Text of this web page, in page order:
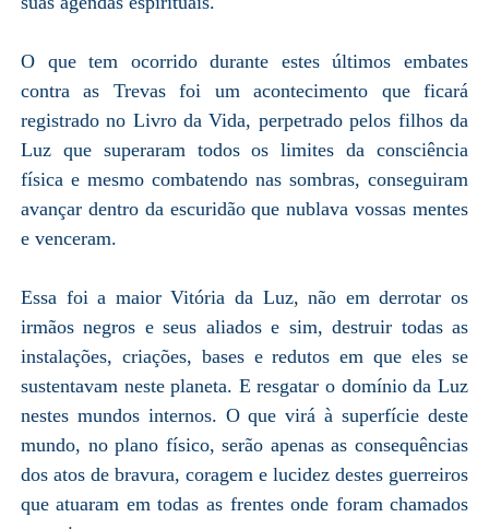
O que tem ocorrido durante estes últimos embates
contra as Trevas foi um acontecimento que ficará
registrado no Livro da Vida, perpetrado pelos filhos da
Luz que superaram todos os limites da consciência
física e mesmo combatendo nas sombras, conseguiram
avançar dentro da escuridão que nublava vossas mentes
e venceram.
Essa foi a maior Vitória da Luz, não em derrotar os
irmãos negros e seus aliados e sim, destruir todas as
instalações, criações, bases e redutos em que eles se
sustentavam neste planeta. E resgatar o domínio da Luz
nestes mundos internos. O que virá à superfície deste
mundo, no plano físico, serão apenas as consequências
dos atos de bravura, coragem e lucidez destes guerreiros
que atuaram em todas as frentes onde foram chamados